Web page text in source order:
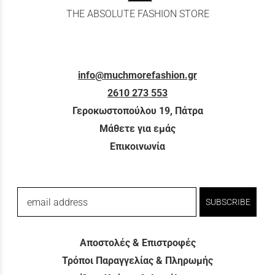
THE ABSOLUTE FASHION STORE
info@muchmorefashion.gr
2610 273 553
Γεροκωστοπούλου 19, Πάτρα
Μάθετε για εμάς
Επικοινωνία
email address SUBSCRIBE
Αποστολές & Επιστροφές
Τρόποι Παραγγελίας & Πληρωμής